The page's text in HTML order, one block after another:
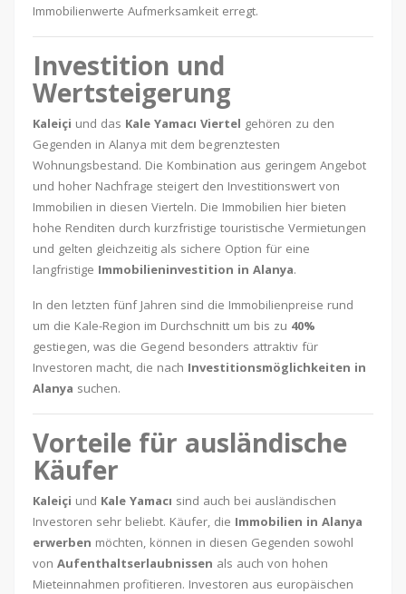
Immobilienwerte Aufmerksamkeit erregt.
Investition und
Wertsteigerung
Kaleiçi und das Kale Yamacı Viertel gehören zu den
Gegenden in Alanya mit dem begrenztesten
Wohnungsbestand. Die Kombination aus geringem Angebot
und hoher Nachfrage steigert den Investitionswert von
Immobilien in diesen Vierteln. Die Immobilien hier bieten
hohe Renditen durch kurzfristige touristische Vermietungen
und gelten gleichzeitig als sichere Option für eine
langfristige Immobilieninvestition in Alanya.
In den letzten fünf Jahren sind die Immobilienpreise rund
um die Kale-Region im Durchschnitt um bis zu 40%
gestiegen, was die Gegend besonders attraktiv für
Investoren macht, die nach Investitionsmöglichkeiten in
Alanya suchen.
Vorteile für ausländische
Käufer
Kaleiçi und Kale Yamacı sind auch bei ausländischen
Investoren sehr beliebt. Käufer, die Immobilien in Alanya
erwerben möchten, können in diesen Gegenden sowohl
von Aufenthaltserlaubnissen als auch von hohen
Mieteinnahmen profitieren. Investoren aus europäischen